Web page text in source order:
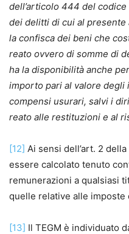
dell’articolo 444 del codice
dei delitti di cui al
la confisca dei beni che
reato ovvero di somme di
ha la disponibilità anche
importo pari al valore
compensi usurari, salvi i
reato alle restituzioni e al
[12] Ai sensi dell’art. 2
essere calcolato tenuto
remunerazioni a qualsiasi
quelle relative alle imposte
[13] Il TEGM è individuato